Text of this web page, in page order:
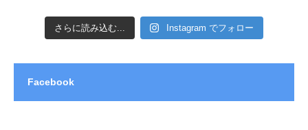
さらに読み込む... Instagram でフォロー
Facebook